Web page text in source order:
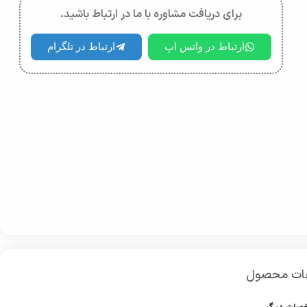
برای دریافت مشاوره با ما در ارتباط باشید.
ارتباط در واتس اپ ارتباط در تلگرام
محصول